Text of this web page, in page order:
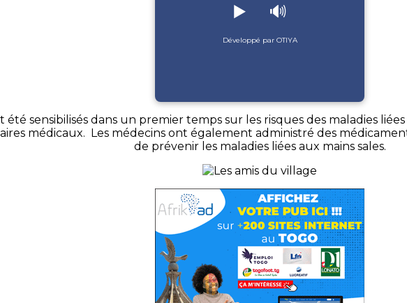
▶️ 🔊
Développé par OTIYA
sensibilisés dans un premier temps sur les risques des maladies
médicaux. Les médecins ont également administré des
de prévenir les maladies liées aux mains sales.